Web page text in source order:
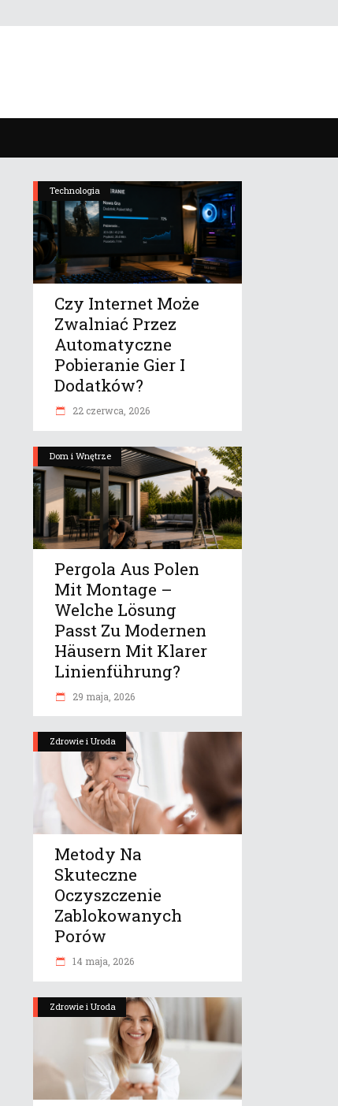
Technologia
Czy Internet Może
Zwalniać Przez
Automatyczne
Pobieranie Gier I
Dodatków?
22 czerwca, 2026
Dom i Wnętrze
Pergola Aus Polen
Mit Montage –
Welche Lösung
Passt Zu Modernen
Häusern Mit Klarer
Linienführung?
29 maja, 2026
Zdrowie i Uroda
Metody Na
Skuteczne
Oczyszczenie
Zablokowanych
Porów
14 maja, 2026
Zdrowie i Uroda